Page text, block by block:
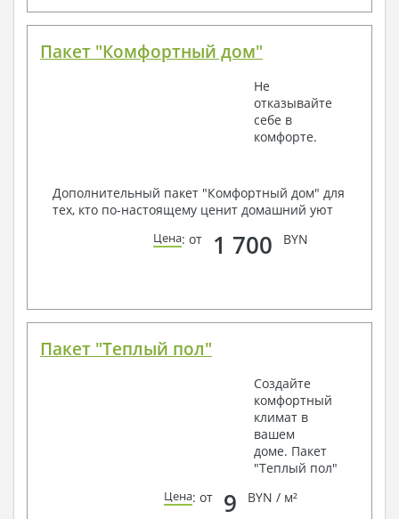
Пакет "Комфортный дом"
Не
отказывайте
себе в
комфорте.
Дополнительный пакет "Комфортный дом" для
тех, кто по-настоящему ценит домашний уют
Цена: от 1 700 BYN
Пакет "Теплый пол"
Создайте
комфортный
климат в
вашем
доме. Пакет
"Теплый пол"
Цена: от 9 BYN / м²